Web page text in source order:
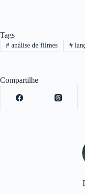
Tags
#análise de filmes #
Compartilhe